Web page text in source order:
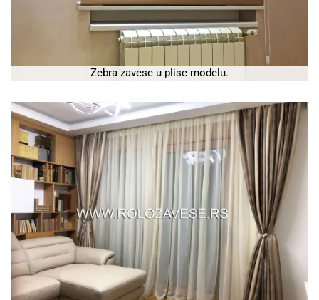
Zebra zavese u plise modelu.